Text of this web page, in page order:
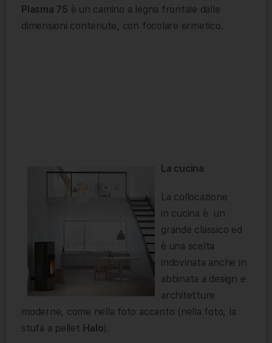
Plasma 75 è un camino a legna frontale dalle
dimensioni contenute, con focolare ermetico.
La cucina
La collocazione
in cucina è un
grande classico ed
è una scelta
indovinata anche in
abbinata a design e
architetture
moderne, come nella foto accanto (nella foto, la
stufa a pellet Halo).